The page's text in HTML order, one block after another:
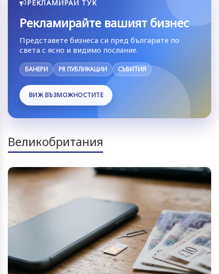
РЕКЛАМИРАЙ ТУК
Рекламирайте вашият бизнес
Представете бизнеса си пред българите по
света с ясно и видимо послание.
БАНЕРИ PR ПУБЛИКАЦИИ СЪБИТИЯ
ВИЖ ВЪЗМОЖНОСТИТЕ
Великобритания